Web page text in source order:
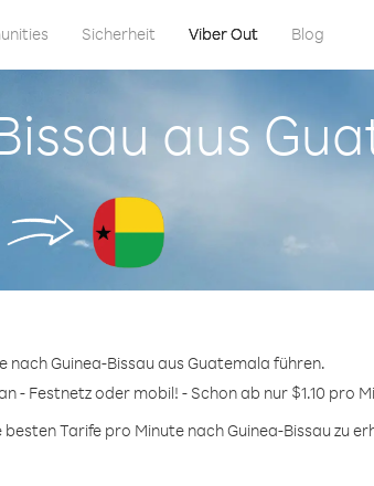
Sicherheit Viber Out Blog
aus
nach Guinea-Bissau aus Guatemala führen.
- Festnetz oder mobil! - Schon ab nur $1.10 pro
Tarife pro Minute nach Guinea-Bissau zu